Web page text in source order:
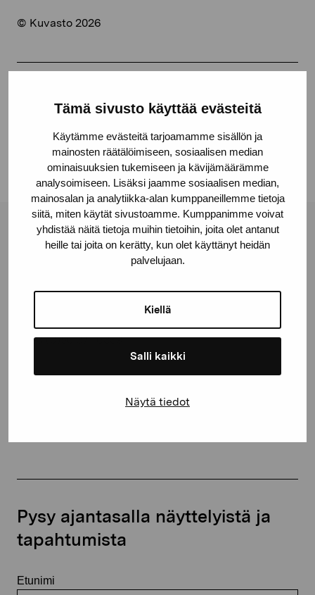
Tämä sivusto käyttää evästeitä
Käytämme evästeitä tarjoamamme sisällön ja
mainosten räätälöimiseen, sosiaalisen median
ominaisuuksien tukemiseen ja kävijämäärämme
analysoimiseen. Lisäksi jaamme sosiaalisen median,
mainosalan ja analytiikka-alan kumppaneillemme tietoja
siitä, miten käytät sivustoamme. Kumppanimme voivat
yhdistää näitä tietoja muihin tietoihin, joita olet antanut
heille tai joita on kerätty, kun olet käyttänyt heidän
palvelujaan.
Kiellä
Salli kaikki
Näytä tiedot
© Kuvasto 2026
Linkedin
Pro Artibus -säätiö
+358 (0)50 371 6339
Pysy ajantasalla näyttelyistä ja
tapahtumista
Etunimi